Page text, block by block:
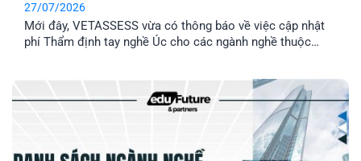
27/07/2026
Mới đây, VETASSESS vừa có thông báo về việc cập nhật
phí Thẩm định tay nghề Úc cho các ngành nghề thuộc